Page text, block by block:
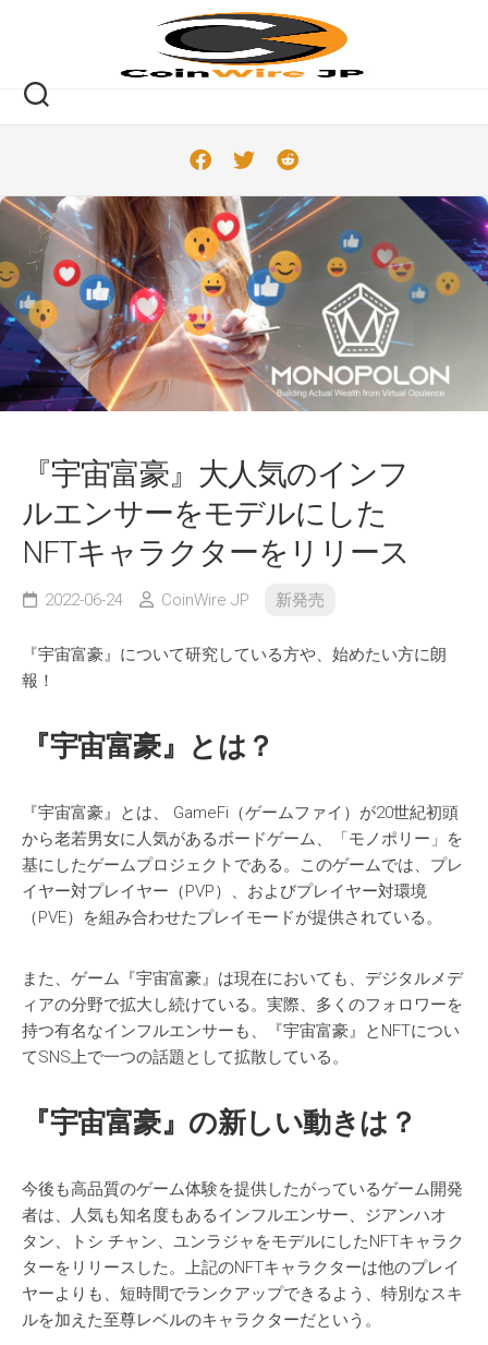
『宇宙富豪』大人気のインフ
ルエンサーをモデルにした
NFTキャラクターをリリース
2022-06-24 CoinWire JP 新発売
『宇宙富豪』について研究している方や、始めたい方に朗
報！
『宇宙富豪』とは？
『宇宙富豪』とは、 GameFi（ゲームファイ）が20世紀初頭
から老若男女に人気があるボードゲーム、「モノポリー」を
基にしたゲームプロジェクトである。このゲームでは、プレ
イヤー対プレイヤー（PVP）、およびプレイヤー対環境
（PVE）を組み合わせたプレイモードが提供されている。
また、ゲーム『宇宙富豪』は現在においても、デジタルメデ
ィアの分野で拡大し続けている。実際、多くのフォロワーを
持つ有名なインフルエンサーも、『宇宙富豪』とNFTについ
てSNS上で一つの話題として拡散している。
『宇宙富豪』の新しい動きは ？
今後も高品質のゲーム体験を提供したがっているゲーム開発
者は、人気も知名度もあるインフルエンサー、ジアンハオ
タン、トシ チャン、ユンラジャをモデルにしたNFTキャラク
ターをリリースした。上記のNFTキャラクターは他のプレイ
ヤーよりも、短時間でランクアップできるよう、特別なスキ
ルを加えた至尊レベルのキャラクターだという。